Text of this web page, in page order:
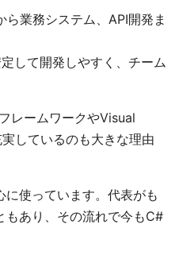
業務システム、API開発ま
して開発しやすく、チーム
レームワークやVisual
しているのも大きな理由
使っています。代表がも
もあり、その流れで今もC#